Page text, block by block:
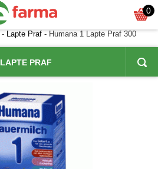
0
- Lapte Praf - Humana 1 Lapte Praf 300
LAPTE PRAF